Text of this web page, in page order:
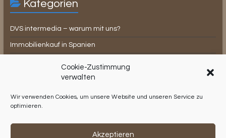
Cookie-Zustimmung
verwalten
Wir verwenden Cookies, um unsere Website und unseren Service zu
optimieren.
Akzeptieren
Kategorien
DVS intermedia – warum mit uns?
Immobilienkauf in Spanien
Rechtsbeistand
Testimonials
Verwaltungsservice